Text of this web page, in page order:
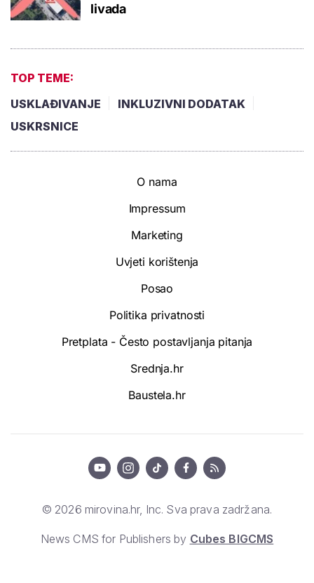
livada
TOP TEME:
USKLAĐIVANJE
INKLUZIVNI DODATAK
USKRSNICE
O nama
Impressum
Marketing
Uvjeti korištenja
Posao
Politika privatnosti
Pretplata - Često postavljanja pitanja
Srednja.hr
Baustela.hr
© 2026 mirovina.hr, Inc. Sva prava zadržana.
News CMS for Publishers by Cubes BIGCMS